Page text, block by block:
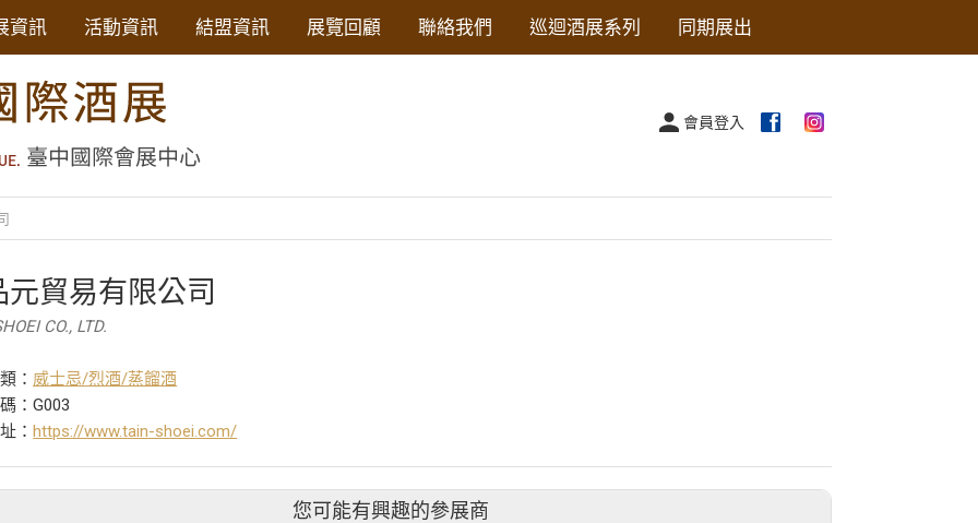
資訊 活動資訊 結盟資訊 展覽回顧 聯絡我們 巡迴酒展系列 同期展出
會員登入
元貿易有限公司
CO., LTD.
： 威士忌/烈酒/蒸餾酒
：G003
：https://www.tain-shoei.com/
您可能有興趣的參展商